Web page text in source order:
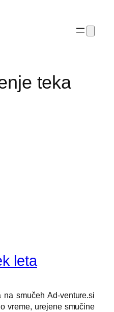
teka
leta
smučeh Ad-venture.si
vreme, urejene smučine